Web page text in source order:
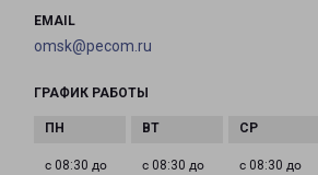
EMAIL
omsk@pecom.ru
ГРАФИК РАБОТЫ
с 08:30 до с 08:30 до с 08:30 до